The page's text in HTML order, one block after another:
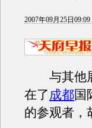
2007年09月25日09:09
与其他展
在了成都国
的参观者，